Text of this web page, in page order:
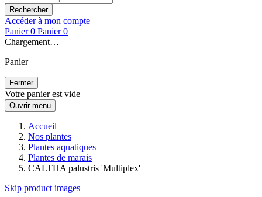
Rechercher
Accéder à mon compte
Panier 0 Panier 0
Chargement…
Panier
Fermer
Votre panier est vide
Ouvrir menu
Accueil
Nos plantes
Plantes aquatiques
Plantes de marais
CALTHA palustris 'Multiplex'
Skip product images